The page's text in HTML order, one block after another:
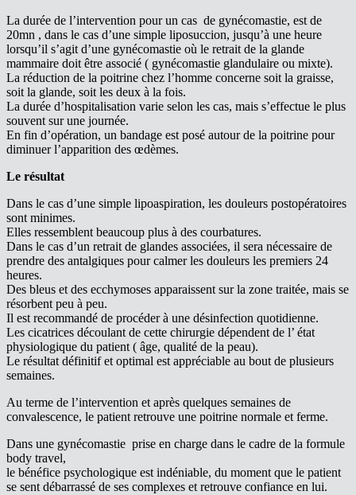
La durée de l’intervention pour un cas de gynécomastie, est de
20mn , dans le cas d’une simple liposuccion, jusqu’à une heure
lorsqu’il s’agit d’une gynécomastie où le retrait de la glande
mammaire doit être associé ( gynécomastie glandulaire ou mixte).
La réduction de la poitrine chez l’homme concerne soit la graisse,
soit la glande, soit les deux à la fois.
La durée d’hospitalisation varie selon les cas, mais s’effectue le plus
souvent sur une journée.
En fin d’opération, un bandage est posé autour de la poitrine pour
diminuer l’apparition des œdèmes.
Le résultat
Dans le cas d’une simple lipoaspiration, les douleurs postopératoires
sont minimes.
Elles ressemblent beaucoup plus à des courbatures.
Dans le cas d’un retrait de glandes associées, il sera nécessaire de
prendre des antalgiques pour calmer les douleurs les premiers 24
heures.
Des bleus et des ecchymoses apparaissent sur la zone traitée, mais se
résorbent peu à peu.
Il est recommandé de procéder à une désinfection quotidienne.
Les cicatrices découlant de cette chirurgie dépendent de l’ état
physiologique du patient ( âge, qualité de la peau).
Le résultat définitif et optimal est appréciable au bout de plusieurs
semaines.
Au terme de l’intervention et après quelques semaines de
convalescence, le patient retrouve une poitrine normale et ferme.
Dans une gynécomastie prise en charge dans le cadre de la formule
body travel,
le bénéfice psychologique est indéniable, du moment que le patient
se sent débarrassé de ses complexes et retrouve confiance en lui.